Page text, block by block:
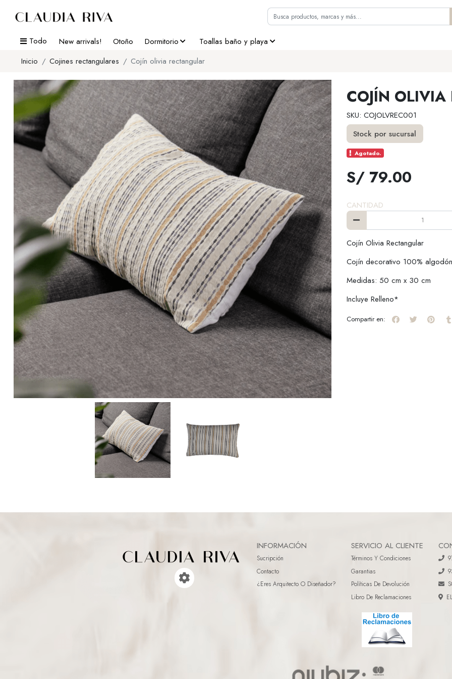
Todo New arrivals! Otoño Dormitorio
Toallas baño y playa
Inicio
Cojines rectangulares Cojín olivia rectangular
COJÍN OLIVIA
SKU: COJOLVREC001
Stock por sucursal
Agotado.
S/ 79.00
CANTIDAD
Cojín Olivia Rectangular
Cojín decorativo 100% algodón
Medidas: 50 cm x 30 cm
Incluye Relleno*
Compartir en:
INFORMACIÓN
Sucripción
Contacto
¿eres Arquitecto O Diseñador?
SERVICIO AL CLIENTE
Términos Y Condiciones
Garantias
Políticas De Devolución
Libro De Reclamaciones